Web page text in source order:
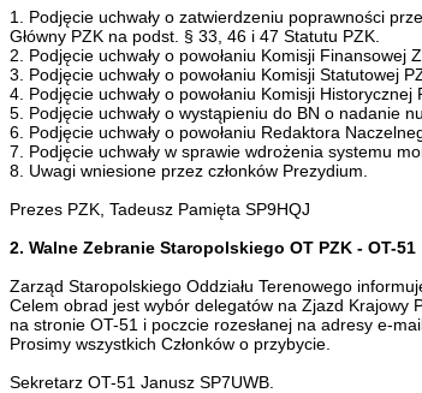
1. Podjęcie uchwały o zatwierdzeniu poprawności
Główny PZK na podst. § 33, 46 i 47 Statutu PZK.
2. Podjęcie uchwały o powołaniu Komisji Finansowej
3. Podjęcie uchwały o powołaniu Komisji Statutowej
4. Podjęcie uchwały o powołaniu Komisji Historycznej
5. Podjęcie uchwały o wystąpieniu do BN o nadanie
6. Podjęcie uchwały o powołaniu Redaktora
7. Podjęcie uchwały w sprawie wdrożenia systemu
8. Uwagi wniesione przez członków Prezydium.
Prezes PZK, Tadeusz Pamięta SP9HQJ
2. Walne Zebranie Staropolskiego OT PZK - OT-51
Zarząd Staropolskiego Oddziału Terenowego
Celem obrad jest wybór delegatów na Zjazd Krajowy
na stronie OT-51 i poczcie rozesłanej na adresy e-mail
Prosimy wszystkich Członków o przybycie.
Sekretarz OT-51 Janusz SP7UWB.